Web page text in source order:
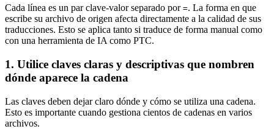
Cada línea es un par clave-valor separado por =. La forma en que
escribe su archivo de origen afecta directamente a la calidad de sus
traducciones. Esto se aplica tanto si traduce de forma manual como
con una herramienta de IA como PTC.
1. Utilice claves claras y descriptivas que nombren
dónde aparece la cadena
Las claves deben dejar claro dónde y cómo se utiliza una cadena.
Esto es importante cuando gestiona cientos de cadenas en varios
archivos.